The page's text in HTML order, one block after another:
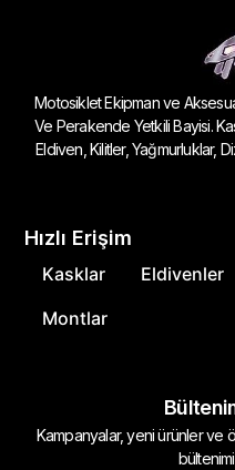
Motosiklet Ekipman ve
Ve Perakende Yetkili Bayisi.
Eldiven, Kilitler, Yağmurluklar,
Hızlı Erişim
Kasklar
Eldivenler
Montlar
Kampanyalar, yeni ürünler ve